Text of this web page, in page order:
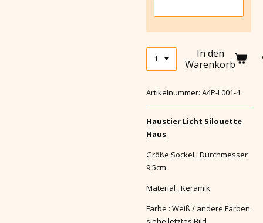
In den
Warenkorb
Artikelnummer: A4P-L001-4
Haustier Licht Silouette
Haus
Größe Sockel : Durchmesser
9,5cm
Material : Keramik
Farbe : Weiß / andere Farben